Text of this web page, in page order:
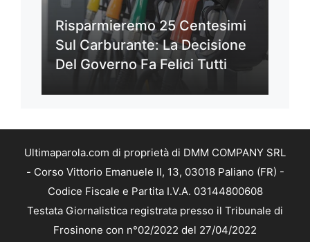
Risparmieremo 25 Centesimi
Sul Carburante: La Decisione
Del Governo Fa Felici Tutti
Ultimaparola.com di proprietà di DMM COMPANY SRL
- Corso Vittorio Emanuele II, 13, 03018 Paliano (FR) -
Codice Fiscale e Partita I.V.A. 03144800608
Testata Giornalistica registrata presso il Tribunale di
Frosinone con n°02/2022 del 27/04/2022